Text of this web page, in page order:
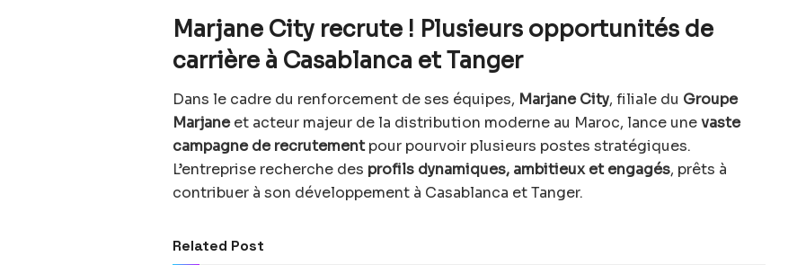
Marjane City recrute ! Plusieurs opportunités de
carrière à Casablanca et Tanger
Dans le cadre du renforcement de ses équipes, Marjane City, filiale du Groupe
Marjaneet acteur majeur de la distribution moderne au Maroc, lance unevaste
campagne de recrutementpour pourvoir plusieurs postes stratégiques.
L’entreprise recherche des profils dynamiques, ambitieux et engagés, prêts à
contribuer à son développement à Casablanca et Tanger.
Related Post